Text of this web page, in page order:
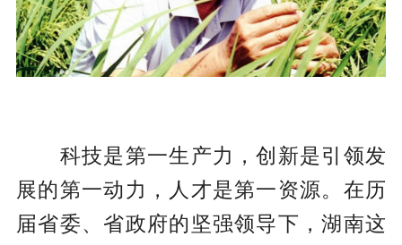
科技是第一生产力，创新是引领发
展的第一动力，人才是第一资源。在历
届省委、省政府的坚强领导下，湖南这